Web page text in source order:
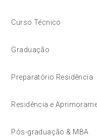
Curso Técnico
Graduação
Preparatório Residência
Residência e
Pós-graduação & MBA